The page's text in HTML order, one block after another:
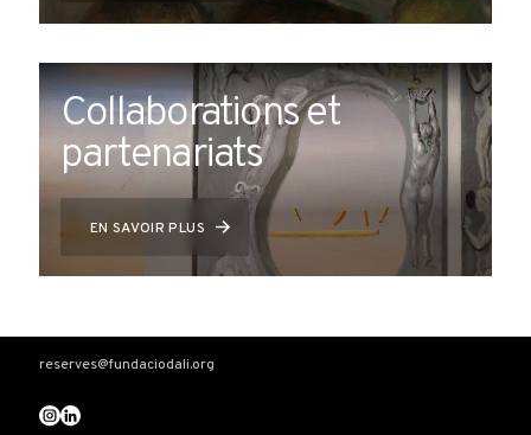
Collaborations et
partenariats
EN SAVOIR PLUS
reserves@fundaciodali.org